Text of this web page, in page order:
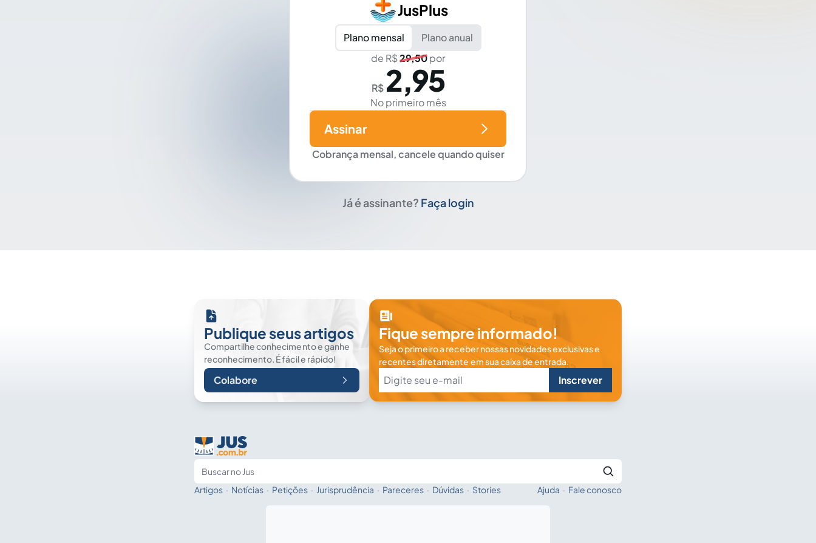
JusPlus
Plano mensal
Plano anual
de R$29,50por
R$ 2,95
No primeiro mês
Cobrança mensal, cancele quando quiser
Assinar
Já é assinante? Faça login
Publique seus artigos
Compartilhe conhecimento e ganhe
reconhecimento. É fácil e rápido!
Colabore
Fique sempre informado!
Seja o primeiro a receber nossas novidades exclusivas e
recentes diretamente em sua caixa de entrada.
Inscrever
Artigos · Notícias · Petições · Jurisprudência · Pareceres · Dúvidas · Stories Ajuda · Fale conosco